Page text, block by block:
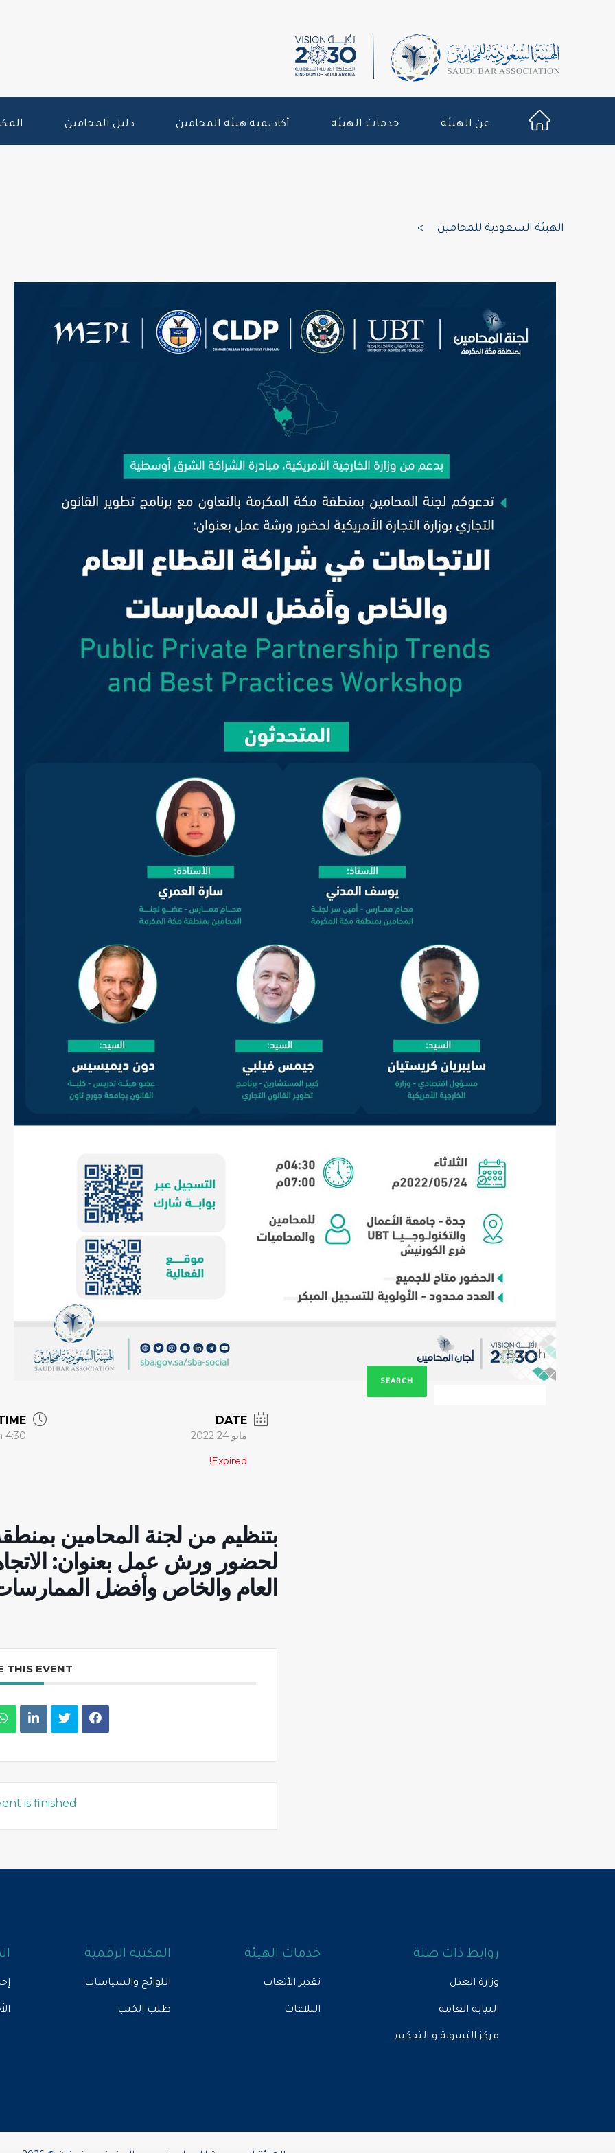
عن الهيئة خدمات الهيئة أكاديمية هيئة المحامين دليل المحامين
الهيئة السعودية للمحامين >
Search
SEARCH
DATE
مايو 24 2022
Expired!
4:30 am - 7:30 pm
بتنظيم من لجنة المحامين
لحضور ورش عمل بعنوان:
العام والخاص وأفضل
THIS EVENT
is finished.
روابط ذات صلة
وزارة العدل
النيابة العامة
مركز التسوية و التحكيم
خدمات الهيئة
تقدير الأتعاب
البلاغات
المكتبة الرقمية
اللوائح والسياسات
طلب الكتب